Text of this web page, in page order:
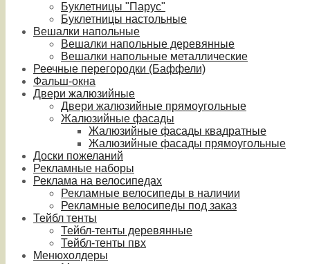
Буклетницы "Парус"
Буклетницы настольные
Вешалки напольные
Вешалки напольные деревянные
Вешалки напольные металлические
Реечные перегородки (Баффели)
Фальш-окна
Двери жалюзийные
Двери жалюзийные прямоугольные
Жалюзийные фасады
Жалюзийные фасады квадратные
Жалюзийные фасады прямоугольные
Доски пожеланий
Рекламные наборы
Реклама на велосипедах
Рекламные велосипеды в наличии
Рекламные велосипеды под заказ
Тейбл тенты
Тейбл-тенты деревянные
Тейбл-тенты пвх
Менюхолдеры